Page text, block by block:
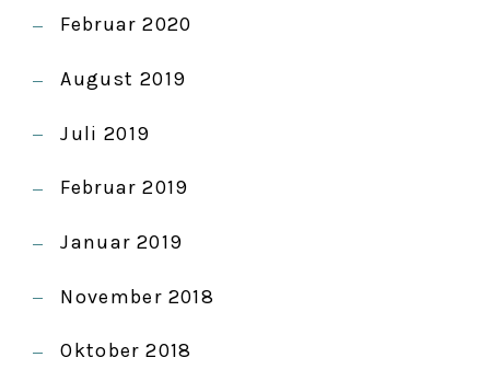
Februar 2020
August 2019
Juli 2019
Februar 2019
Januar 2019
November 2018
Oktober 2018